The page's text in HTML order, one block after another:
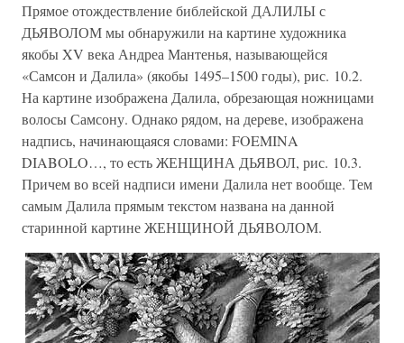
Прямое отождествление библейской ДАЛИЛЫ с
ДЬЯВОЛОМ мы обнаружили на картине художника
якобы XV века Андреа Мантенья, называющейся
«Самсон и Далила» (якобы 1495–1500 годы), рис. 10.2.
На картине изображена Далила, обрезающая ножницами
волосы Самсону. Однако рядом, на дереве, изображена
надпись, начинающаяся словами: FOEMINA
DIABOLO…, то есть ЖЕНЩИНА ДЬЯВОЛ, рис. 10.3.
Причем во всей надписи имени Далила нет вообще. Тем
самым Далила прямым текстом названа на данной
старинной картине ЖЕНЩИНОЙ ДЬЯВОЛОМ.